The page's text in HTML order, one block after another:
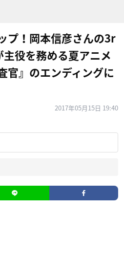
プ！岡本信彦さんの3r
役を務める夏アニメ
官』のエンディングに
2017年05月15日 19:40